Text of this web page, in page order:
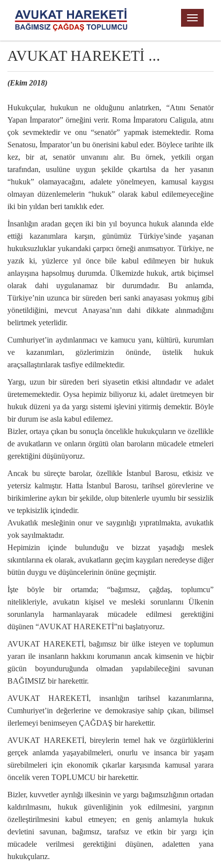
AVUKAT HAREKETİ ...
(Ekim 2018)
Hukukçular, hukukun ne olduğunu anlatırken, “Atını Senatör
Yapan İmparator” örneğini verir. Roma İmparatoru Caligula, atını
çok sevmektedir ve onu “senatör” yapmak istemektedir. Roma
Senatosu, İmparator’un bu önerisini kabul eder. Böylece tarihte ilk
kez, bir at, senatör unvanını alır. Bu örnek, yetkili organ
tarafından, usulüne uygun şekilde çıkartılsa da her yasanın
“hukuk” olamayacağını, adalete yönelmeyen, kamusal kaygısı
olmayan düzenlemelerin “hukuk” olarak kabul edilemeyeceğine
iki bin yıldan beri tanıklık eder.
İnsanlığın aradan geçen iki bin yıl boyunca hukuk alanında elde
ettiği kazanımlara karşın, günümüz Türkiye’sinde yaşanan
hukuksuzluklar yukarıdaki çarpıcı örneği anımsatıyor. Türkiye, ne
yazık ki, yüzlerce yıl önce bile kabul edilmeyen bir hukuk
anlayışına hapsolmuş durumda. Ülkemizde hukuk, artık biçimsel
olarak dahi uygulanamaz bir durumdadır. Bu anlamda,
Türkiye’nin uzunca bir süreden beri sanki anayasası yokmuş gibi
yönetildiğini, mevcut Anayasa’nın dahi dikkate alınmadığını
belirtmek yeterlidir.
Cumhuriyet’in aydınlanmacı ve kamucu yanı, kültürü, kurumları
ve kazanımları, gözlerimizin önünde, üstelik hukuk
araçsallaştırılarak tasfiye edilmektedir.
Yargı, uzun bir süreden beri siyasetin etkisi altındadır ve adalet
üretememektedir. Oysa hepimiz biliyoruz ki, adalet üretmeyen bir
hukuk düzeni ya da yargı sistemi işlevini yitirmiş demektir. Böyle
bir durum ise asla kabul edilemez.
Bizler, ortaya çıkan bu sonuçla öncelikle hukukçuların ve özellikle
de avukatların ve onların örgütü olan baroların mücadele etmeleri
gerektiğini düşünüyoruz.
Ancak bu süreçte barolar, özellikle İstanbul Barosu, etkisiz ve
yetersiz kalmıştır. Hatta İstanbul Barosu, tarihsel görevlerine ve
birikimlerine aykırı bir şekilde, olup bitenlerle uyumlu bir sessizlik
ve tepkisizlik içindedir.
Avukatlık mesleğinin onur ve saygınlığı yıpratılmakta, avukatlık
yok sayılmaktadır.
Hepimizin içinde bulunduğu ve bizzat yaşadığı meslek
sıkıntılarına ek olarak, avukatların geçim kaygıları neredeyse diğer
bütün duygu ve düşüncelerinin önüne geçmiştir.
İşte böyle bir ortamda; “bağımsız, çağdaş, toplumcu”
nitelikleriyle, avukatın kişisel ve mesleki sorunlarını Ülkenin
sorunlarıyla harmanlayarak mücadele edilmesi gerektiğini
düşünen “AVUKAT HAREKETİ”ni başlatıyoruz.
AVUKAT HAREKETİ, bağımsız bir ülke isteyen ve toplumun
yararı ile insanların hakkını korumanın ancak kimsenin ve hiçbir
gücün boyunduruğunda olmadan yapılabileceğini savunan
BAĞIMSIZ bir harekettir.
AVUKAT HAREKETİ, insanlığın tarihsel kazanımlarına,
Cumhuriyet’in değerlerine ve demokrasiye sahip çıkan, bilimsel
ilerlemeyi benimseyen ÇAĞDAŞ bir harekettir.
AVUKAT HAREKETİ, bireylerin temel hak ve özgürlüklerini
gerçek anlamda yaşayabilmeleri, onurlu ve insanca bir yaşam
sürebilmeleri için ekonomik çıkarlar karşısında kamusal yarara
öncelik veren TOPLUMCU bir harekettir.
Bizler, kuvvetler ayrılığı ilkesinin ve yargı bağımsızlığının ortadan
kaldırılmasını, hukuk güvenliğinin yok edilmesini, yargının
özelleştirilmesini kabul etmeyen; en geniş anlamıyla hukuk
devletini savunan, bağımsız, tarafsız ve etkin bir yargı için
mücadele verilmesi gerektiğini düşünen, adaletten yana
hukukçularız.